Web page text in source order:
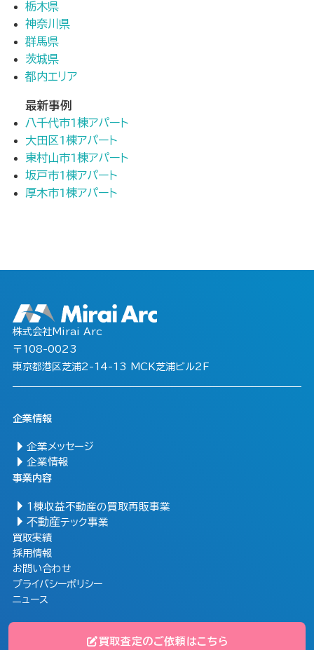
栃木県
神奈川県
群馬県
茨城県
都内エリア
最新事例
八千代市1棟アパート
大田区1棟アパート
東村山市1棟アパート
坂戸市1棟アパート
厚木市1棟アパート
買取査定のご依頼はこちら
株式会社Mirai Arc
〒108-0023
東京都港区芝浦2-14-13 MCK芝浦ビル2F
企業情報
企業メッセージ
企業情報
事業内容
1棟収益不動産の買取再販事業
不動産テック事業
買取実績
採用情報
お問い合わせ
プライバシーポリシー
ニュース
© Copyright Mirai Arc ALL RIGHTS RESERVED.